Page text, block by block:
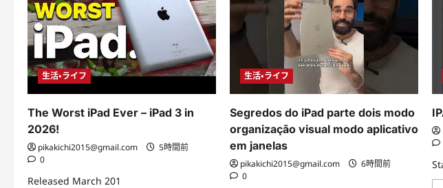
生活・ライフ
The Worst iPad Ever – iPad 3 in
2026!
pikakichi2015@gmail.com
5時間前
0
Released March 201
生活・ライフ
Segredos do iPad parte dois modo
organização visual modo aplicativo
em janelas
pikakichi2015@gmail.com
6時間前
0